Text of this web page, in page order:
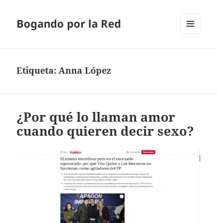
Bogando por la Red
Etiqueta:Anna López
¿Por qué lo llaman amor
cuando quieren decir sexo?